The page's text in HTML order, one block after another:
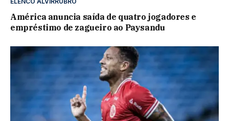
América anuncia saída de quatro jogadores e
empréstimo de zagueiro ao Paysandu